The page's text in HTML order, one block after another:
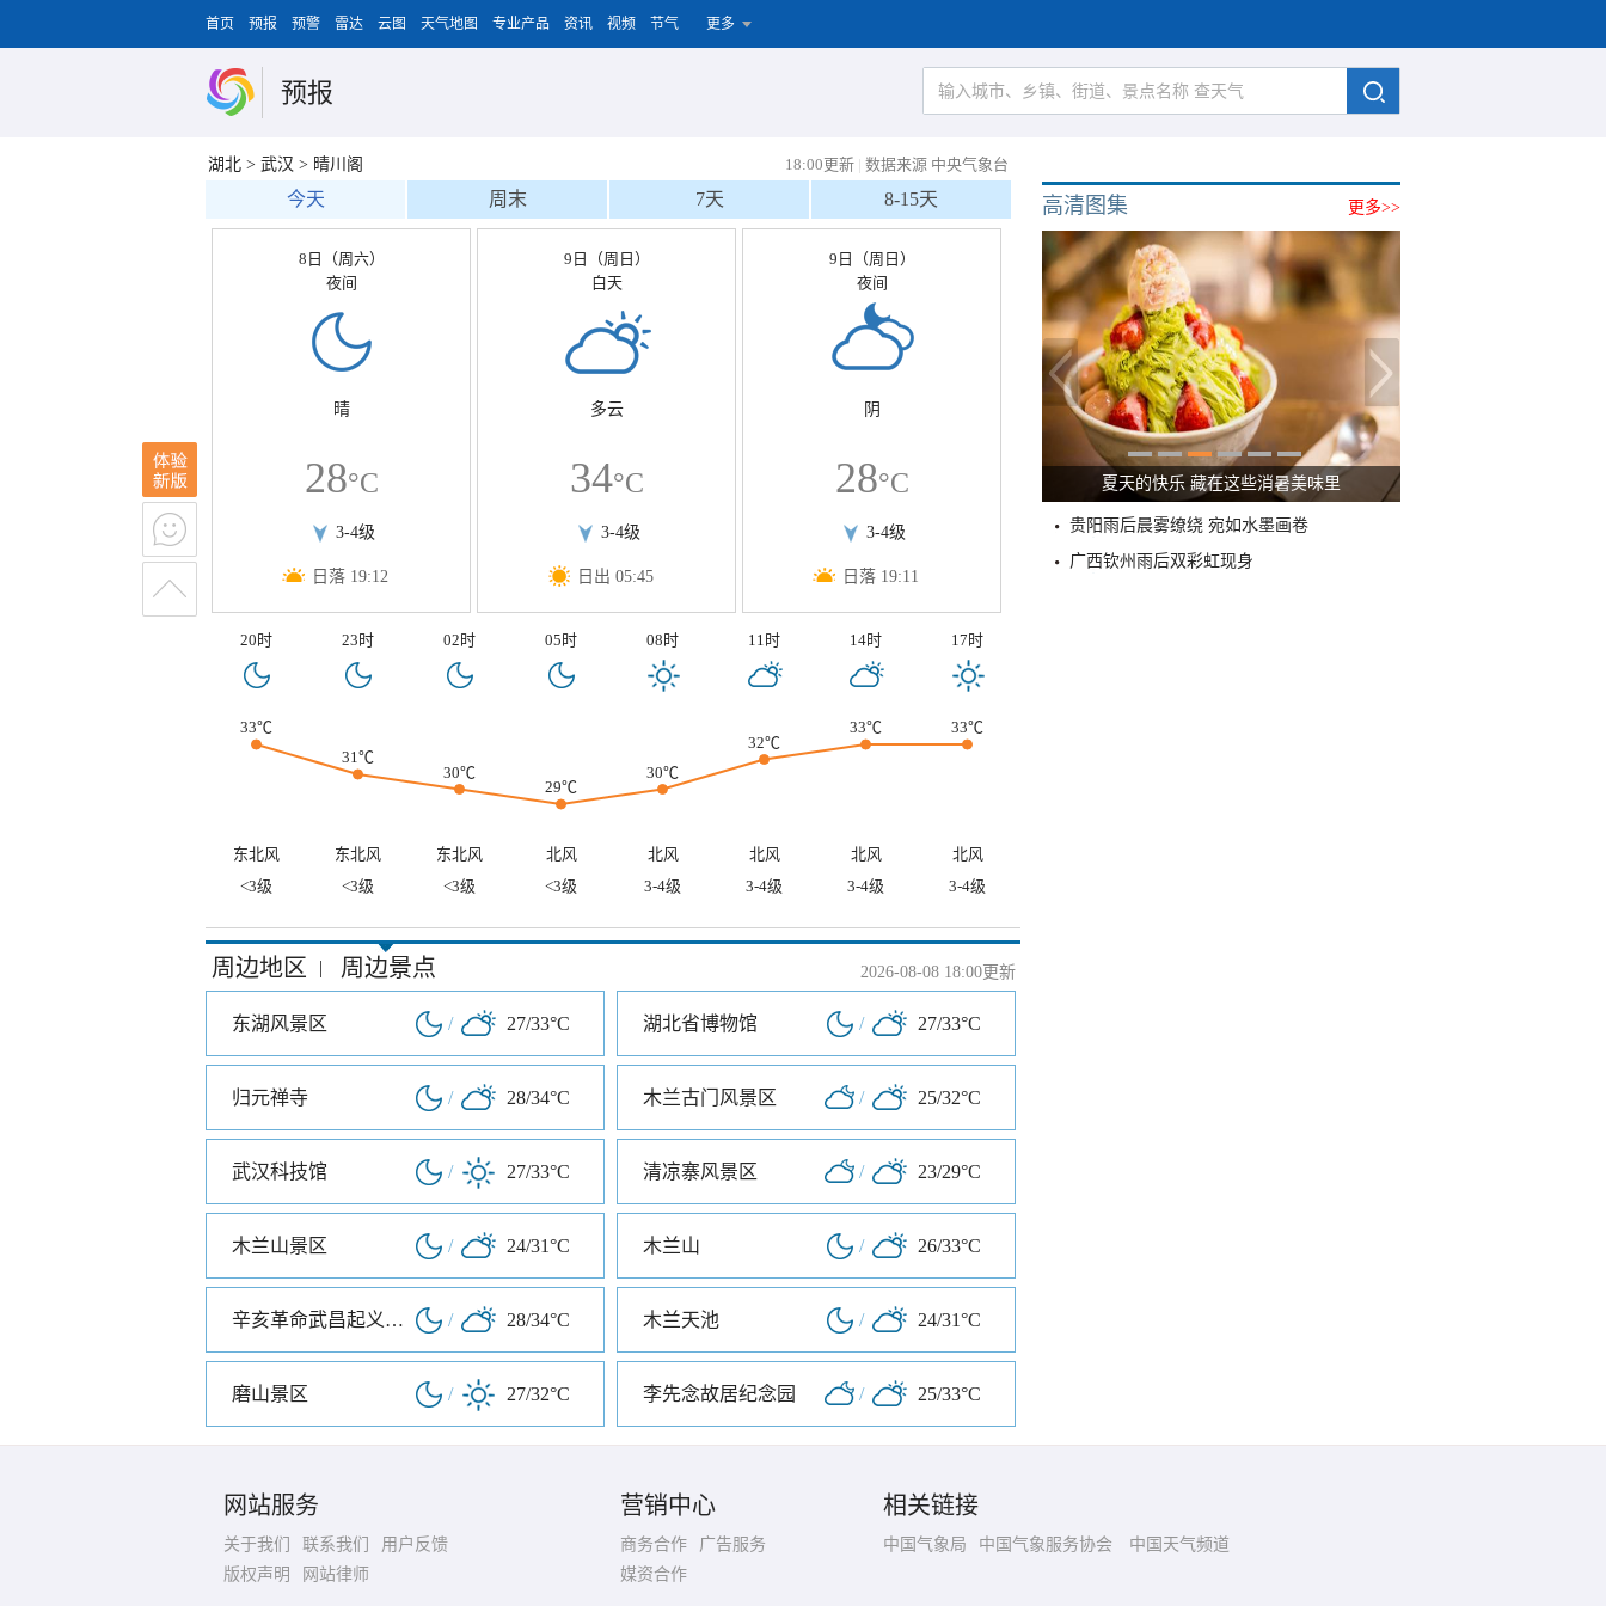
首页 预报 预警 雷达 云图 天气地图 专业产品 资讯 视频 节气 更多
预报
湖北 > 武汉 > 晴川阁 18:00更新 | 数据来源 中央气象台
今天 周末 7天 8-15天
8日（周六）
夜间
晴
28°C
3-4级
日落 19:12
9日（周日）
白天
多云
34°C
3-4级
日出 05:45
9日（周日）
夜间
阴
28°C
3-4级
日落 19:11
20时 23时 02时 05时 08时 11时 14时 17时
33℃
31℃
30℃
29℃
30℃
32℃
33℃ 33℃
东北风 东北风 东北风 北风 北风 北风 北风
北风
<3级
<3级 <3级 <3级 3-4级 3-4级 3-4级 3-4级
周边地区 | 周边景点 2026-08-08 18:00更新
东湖风景区 / 27/33°C 湖北省博物馆 / 27/33°C
归元禅寺 / 28/34°C 木兰古门风景区 / 25/32°C
武汉科技馆 / 27/33°C 清凉寨风景区 / 23/29°C
木兰山景区 / 24/31°C 木兰山 / 26/33°C
辛亥革命武昌起义纪念馆 / 28/34°C 木兰天池 / 24/31°C
磨山景区 / 27/32°C 李先念故居纪念园 / 25/33°C
更多>>
高清图集
夏天的快乐 藏在这些消暑美味里
贵阳雨后晨雾缭绕 宛如水墨画卷
广西钦州雨后双彩虹现身
网站服务
关于我们 联系我们
用户反馈
版权声明
网站律师
营销中心
商务合作
广告服务
媒资合作
相关链接
中国气象局 中国气象服务协会 中国天气频道